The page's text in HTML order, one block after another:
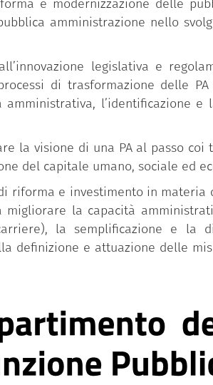
e modernizzazione delle
amministrazione nello
legislativa e
di trasformazione delle
amministrativa, l’identificazione
la visione di una PA al passo
del capitale umano, sociale ed
riforma e investimento in materia
migliorare la capacità
la semplificazione e la
definizione e attuazione delle